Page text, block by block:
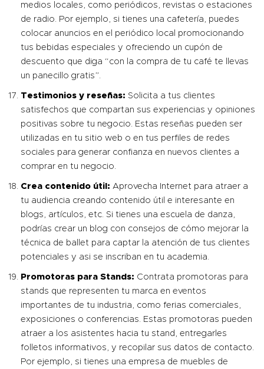
medios locales, como periódicos, revistas o estaciones
de radio. Por ejemplo, si tienes una cafetería, puedes
colocar anuncios en el periódico local promocionando
tus bebidas especiales y ofreciendo un cupón de
descuento que diga “con la compra de tu café te llevas
un panecillo gratis”.
Testimonios y reseñas: Solicita a tus clientes
satisfechos que compartan sus experiencias y opiniones
positivas sobre tu negocio. Estas reseñas pueden ser
utilizadas en tu sitio web o en tus perfiles de redes
sociales para generar confianza en nuevos clientes a
comprar en tu negocio.
Crea contenido útil: Aprovecha Internet para atraer a
tu audiencia creando contenido útil e interesante en
blogs, artículos, etc. Si tienes una escuela de danza,
podrías crear un blog con consejos de cómo mejorar la
técnica de ballet para captar la atención de tus clientes
potenciales y asi se inscriban en tu academia.
Promotoras para Stands: Contrata promotoras para
stands que representen tu marca en eventos
importantes de tu industria, como ferias comerciales,
exposiciones o conferencias. Estas promotoras pueden
atraer a los asistentes hacia tu stand, entregarles
folletos informativos, y recopilar sus datos de contacto.
Por ejemplo, si tienes una empresa de muebles de